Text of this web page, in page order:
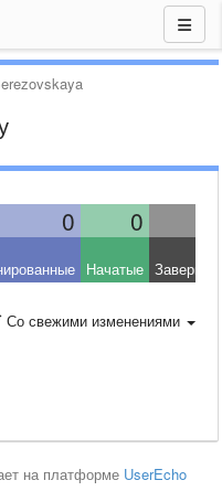
0 0
Начатые
Со свежими изменениями
на платформе UserEcho